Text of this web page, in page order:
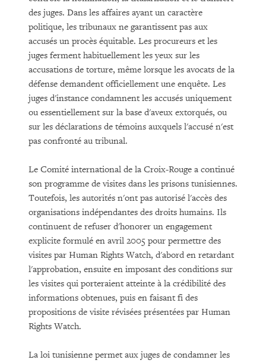
des juges. Dans les affaires ayant un caractère
politique, les tribunaux ne garantissent pas aux
accusés un procès équitable. Les procureurs et les
juges ferment habituellement les yeux sur les
accusations de torture, même lorsque les avocats de la
défense demandent officiellement une enquête. Les
juges d'instance condamnent les accusés uniquement
ou essentiellement sur la base d'aveux extorqués, ou
sur les déclarations de témoins auxquels l'accusé n'est
pas confronté au tribunal.
Le Comité international de la Croix-Rouge a continué
son programme de visites dans les prisons tunisiennes.
Toutefois, les autorités n'ont pas autorisé l'accès des
organisations indépendantes des droits humains. Ils
continuent de refuser d'honorer un engagement
explicite formulé en avril 2005 pour permettre des
visites par Human Rights Watch, d'abord en retardant
l'approbation, ensuite en imposant des conditions sur
les visites qui porteraient atteinte à la crédibilité des
informations obtenues, puis en faisant fi des
propositions de visite révisées présentées par Human
Rights Watch.
La loi tunisienne permet aux juges de condamner les